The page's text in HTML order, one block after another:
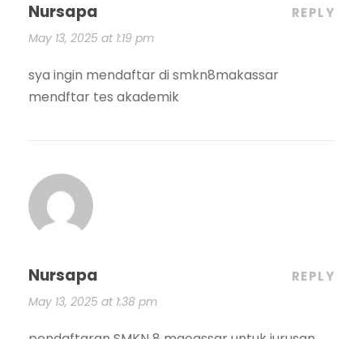
Nursapa
May 13, 2025 at 1:19 pm
REPLY
sya ingin mendaftar di smkn8makassar
mendftar tes akademik
Nursapa
May 13, 2025 at 1:38 pm
REPLY